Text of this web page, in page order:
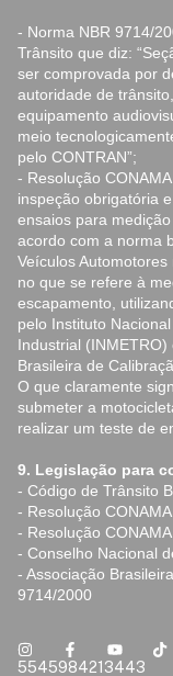
- Norma NBR 9714/
Trânsito que diz:
ser comprovada por
autoridade de
equipamento
meio
pelo CONTRAN”;
- Resolução
inspeção obrigatória
ensaios para
acordo com a norma
Veículos
no que se refere à
escapamento,
pelo Instituto
Industrial
Brasileira de
O que claramente
submeter a
realizar um teste de
9. Legislação para
- Código de Trânsito
- Resolução
- Resolução
- Conselho Nacional
- Associação
9714/2000
5545984213443